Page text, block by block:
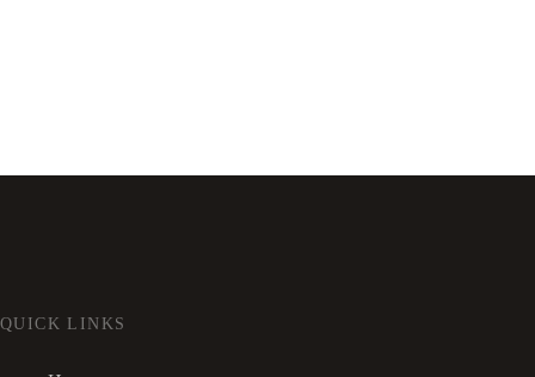
QUICK LINKS